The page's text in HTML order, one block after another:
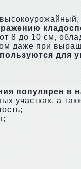
8 до 10 см,
даже при
для
популярен в
участках, а